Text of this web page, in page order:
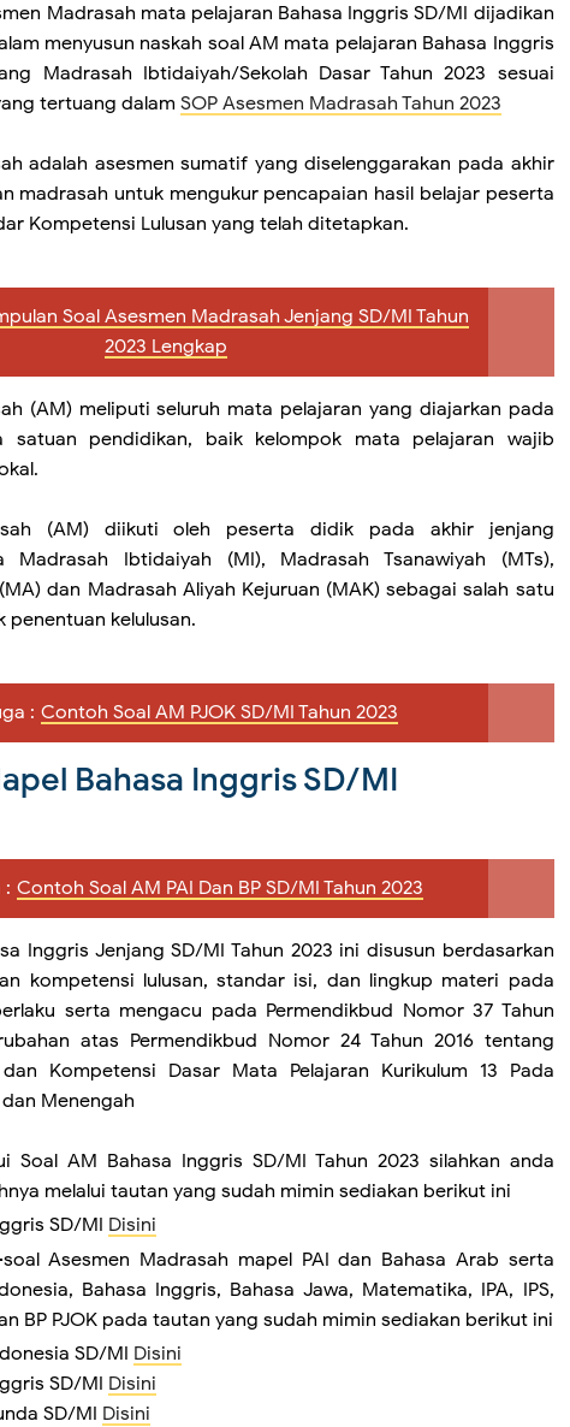
Madrasah mata pelajaran Bahasa Inggris SD/MI dijadikan
menyusun naskah soal AM mata pelajaran Bahasa Inggris
Madrasah Ibtidaiyah/Sekolah Dasar Tahun 2023 sesuai
tertuang dalam SOP Asesmen Madrasah Tahun 2023
adalah asesmen sumatif yang diselenggarakan pada akhir
madrasah untuk mengukur pencapaian hasil belajar peserta
Kompetensi Lulusan yang telah ditetapkan.
Soal Asesmen Madrasah Jenjang SD/MI Tahun
2023 Lengkap
(AM) meliputi seluruh mata pelajaran yang diajarkan pada
satuan pendidikan, baik kelompok mata pelajaran wajib
(AM) diikuti oleh peserta didik pada akhir jenjang
Madrasah Ibtidaiyah (MI), Madrasah Tsanawiyah (MTs),
dan Madrasah Aliyah Kejuruan (MAK) sebagai salah satu
penentuan kelulusan.
: Contoh Soal AM PJOK SD/MI Tahun 2023
Bahasa Inggris SD/MI
: Contoh Soal AM PAI Dan BP SD/MI Tahun 2023
Inggris Jenjang SD/MI Tahun 2023 ini disusun berdasarkan
kompetensi lulusan, standar isi, dan lingkup materi pada
serta mengacu pada Permendikbud Nomor 37 Tahun
atas Permendikbud Nomor 24 Tahun 2016 tentang
Kompetensi Dasar Mata Pelajaran Kurikulum 13 Pada
Menengah
Soal AM Bahasa Inggris SD/MI Tahun 2023 silahkan anda
melalui tautan yang sudah mimin sediakan berikut ini
SD/MI Disini
Asesmen Madrasah mapel PAI dan Bahasa Arab serta
Bahasa Inggris, Bahasa Jawa, Matematika, IPA, IPS,
BP PJOK pada tautan yang sudah mimin sediakan berikut ini
SD/MI Disini
SD/MI Disini
SD/MI Disini